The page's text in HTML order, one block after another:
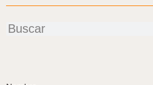
Buscar